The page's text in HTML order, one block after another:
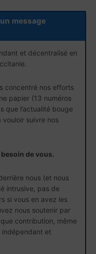
message
et décentralisé en
concentré nos efforts
papier (13 numéros
que l’actualité bouge
suivre nos
de vous.
nous (et nous
intrusive, pas de
si vous en avez les
nous soutenir par
contribution, même
indépendant et